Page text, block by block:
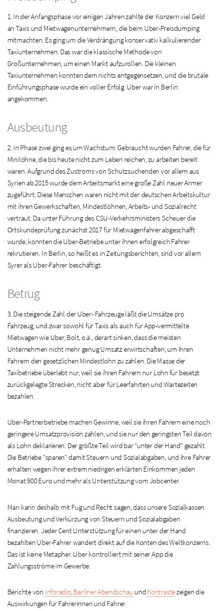
1. In der Anfangsphase vor einigen Jahren zahlte der Konzern viel Geld
an Taxis und Mietwagenunternehmern, die beim Uber-Preisdumping
mitmachten. Es ging um die Verdrängung konservativ kalkulierender
Taxiunternehmen. Das war die klassische Methode von
Großunternehmen, um einen Markt aufzurollen. Die kleinen
Taxiunternehmen konnten dem nichts entgegensetzen, und die brutale
Einführungsphase wurde ein voller Erfolg. Uber war in Berlin
angekommen.
Ausbeutung
2. In Phase zwei ging es um Wachstum. Gebraucht wurden Fahrer, die für
Minilöhne, die bis heute nicht zum Leben reichen, zu arbeiten bereit
waren. Aufgrund des Zustroms von Schutzsuchenden vor allem aus
Syrien ab 2015 wurde dem Arbeitsmarkt eine große Zahl neuer Armer
zugeführt. Diese Menschen waren nicht mit der deutschen Arbeitskultur
mit ihren Gewerkschaften, Mindestlöhnen, Arbeits- und Sozialrecht
vertraut. Da unter Führung des CSU-Verkehrsministers Scheuer die
Ortskundeprüfung zunächst 2017 für Mietwagenfahrer abgeschafft
wurde, konnten die Uber-Betriebe unter ihnen erfolgreich Fahrer
rekrutieren. In Berlin, so heißt es in Zeitungsberichten, sind vor allem
Syrer als Uber-Fahrer beschäftigt.
Betrug
3. Die steigende Zahl der Uber- Fahrzeuge läßt die Umsätze pro
Fahrzeug, und zwar sowohl für Taxis als auch für App-vermittelte
Mietwagen wie Uber, Bolt, o.ä., derart sinken, dass die meisten
Unternehmen nicht mehr genug Umsatz erwirtschaften, um ihren
Fahrern den gesetzlichen Mindestlohn zu zahlen. Die Masse der
Taxibetriebe überlebt nur, weil sie ihren Fahrern nur Lohn für besetzt
zurückgelegte Strecken, nicht aber für Leerfahrten und Wartezeiten
bezahlen.
Uber-Partnerbetriebe machen Gewinne, weil sie ihren Fahrern eine noch
geringere Umsatzprovision zahlen, und sie nur den geringsten Teil davon
als Lohn deklarieren. Der größte Teil wird bar "unter der Hand" gezahlt.
Die Betriebe "sparen" damit Steuern und Sozialabgaben, und ihre Fahrer
erhalten wegen ihrer extrem niedrigen erklärten Einkommen jeden
Monat 900 Euro und mehr als Unterstützung vom Jobcenter.
Man kann deshalb mit Fug und Recht sagen, dass unsere Sozialkassen
Ausbeutung und Verkürzung von Steuern und Sozialabgaben
finanzieren. Jeder Cent Unterstützung für einen unter der Hand
bezahlten Uber-Fahrer wandert direkt auf die Konten des Weltkonzerns.
Das ist keine Metapher. Uber kontrolliert mit seiner App die
Zahlungsströme im Gewerbe.
Berichte von Inforadio,Berliner Abendschau und Kontrastezeigen die
Auswirkungen für Fahrerinnen und Fahrer.